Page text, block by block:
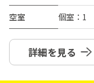
空室
個室：1
詳細を見る